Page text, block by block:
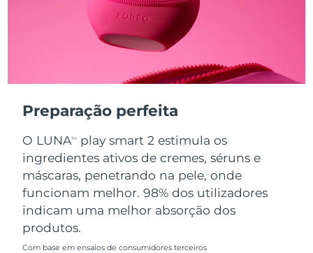
Preparação perfeita
O LUNATM
play smart 2 estimula os
ingredientes ativos de cremes, séruns e
máscaras, penetrando na pele, onde
funcionam melhor. 98% dos utilizadores
indicam uma melhor absorção dos
produtos.
Com base em ensaios de consumidores terceiros
Entrega prevista
Suíça Entrega prevista8/11/26
Taiwan
Tailândia
Turquia Entrega prevista
Emirados Árabes
Unidos